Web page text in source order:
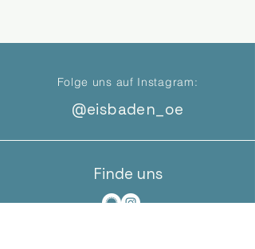
Folge uns auf Instagram:
@eisbaden_oe
Finde uns